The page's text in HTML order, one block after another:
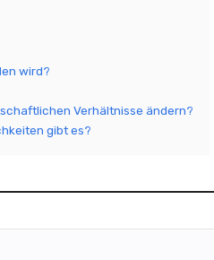
wird?
Verhältnisse ändern?
gibt es?